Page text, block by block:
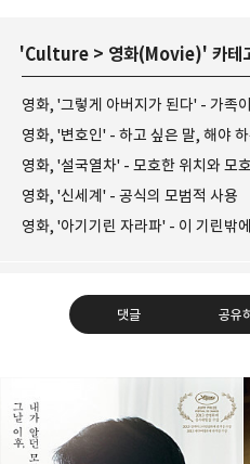
'Culture > 영화(Movie)' 카테
영화, '그렇게 아버지가 된다' - 가족
영화, '변호인' - 하고 싶은 말, 해야
영화, '설국열차' - 모호한 위치와 모
영화, '신세계' - 공식의 모범적 사용
영화, '아기기린 자라파' - 이 기린밖
댓글 공유
레이니아